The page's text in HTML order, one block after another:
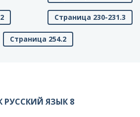
Страница 230-231.3
Страница 254.2
РУССКИЙ ЯЗЫК 8